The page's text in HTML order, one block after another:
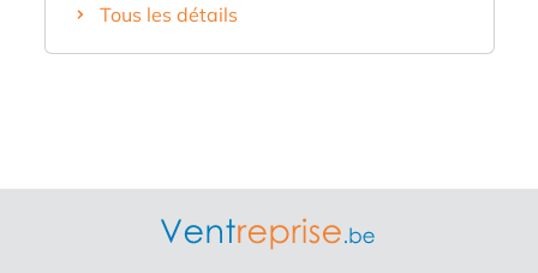
l'âme, ambitieux et voulez-vous devenir votre
propre patron ? Le client est-il toujours au
terme ? Postulez aujourd'hui et qui sait, peut-
être serez-vous bientôt l'heureux exploitant
Tous les détails